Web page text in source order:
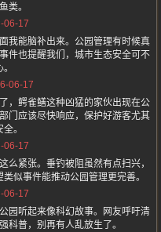
类。
06-17
我能脑补出来。公园管理有时候真
件也提醒我们，城市生态安全可不
06-17
，鳄雀鳝这种凶猛的家伙出现在公
门应该尽快响应，保护好游客尤其
。
06-17
么紧张。垂钓被阻虽然有点扫兴，
似事件能推动公园管理更完善。
06-17
园听起来像科幻故事。网友呼吁清
科普，别再有人乱放生了。